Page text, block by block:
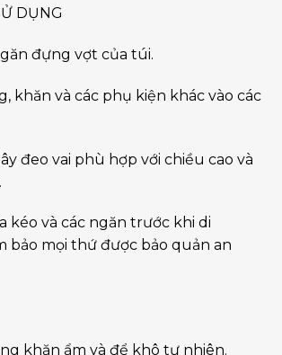
DỤNG
đựng vợt của túi.
khăn và các phụ kiện khác vào các
đeo vai phù hợp với chiều cao và
kéo và các ngăn trước khi di
bảo mọi thứ được bảo quản an
khăn ẩm và để khô tự nhiên.